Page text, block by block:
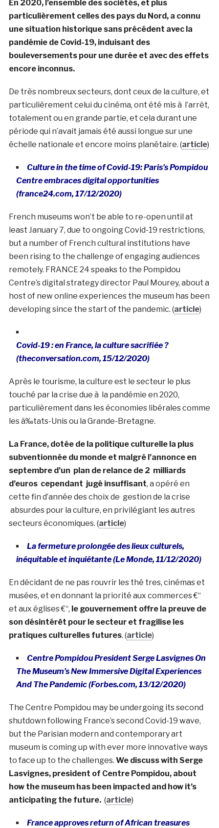
En 2020, l’ensemble des sociétés, et plus
particulièrement celles des pays du Nord, a connu
une situation historique sans précédent avec la
pandémie de Covid-19, induisant des
bouleversements pour une durée et avec des effets
encore inconnus.
De très nombreux secteurs, dont ceux de la culture, et
particulièrement celui du cinéma, ont été mis à l’arrêt,
totalement ou en grande partie, et cela durant une
période qui n’avait jamais été aussi longue sur une
échelle nationale et encore moins planétaire. (article)
Culture in the time of Covid-19: Paris’s Pompidou
Centre embraces digital opportunities
(france24.com, 17/12/2020)
French museums won’t be able to re-open until at
least January 7, due to ongoing Covid-19 restrictions,
but a number of French cultural institutions have
been rising to the challenge of engaging audiences
remotely. FRANCE 24 speaks to the Pompidou
Centre’s digital strategy director Paul Mourey, about a
host of new online experiences the museum has been
developing since the start of the pandemic. (article)
Covid-19: en France, la culture sacrifiée ?
(theconversation.com, 15/12/2020)
Après le tourisme, la culture est le secteur le plus
touché par la crise due à la pandémie en 2020,
particulièrement dans les économies libérales comme
les à‰tats-Unis ou la Grande-Bretagne.
La France, dotée de la politique culturelle la plus
subventionnée du monde et malgré l’annonce en
septembre d’un plan de relance de 2 milliards
d’euros cependant jugé insuffisant, a opéré en
cette fin d’année des choix de gestion de la crise
absurdes pour la culture, en privilégiant les autres
secteurs économiques. (article)
La fermeture prolongée des lieux culturels,
inéquitable et inquiétante (Le Monde, 11/12/2020)
En décidant de ne pas rouvrir les thé tres, cinémas et
musées, et en donnant la priorité aux commerces €“
et aux églises €“, le gouvernement offre la preuve de
son désintérêt pour le secteur et fragilise les
pratiques culturelles futures. (article)
Centre Pompidou President Serge Lasvignes On
The Museum’s New Immersive Digital Experiences
And The Pandemic (Forbes.com, 13/12/2020)
The Centre Pompidou may be undergoing its second
shutdown following France’s second Covid-19 wave,
but the Parisian modern and contemporary art
museum is coming up with ever more innovative ways
to face up to the challenges. We discuss with Serge
Lasvignes, president of Centre Pompidou, about
how the museum has been impacted and how it’s
anticipating the future. (article)
France approves return of African treasures